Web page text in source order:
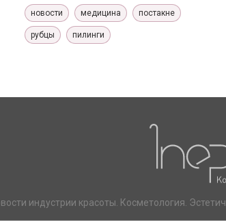
новости медицина постакне
рубцы пилинги
индустрии красоты. Косметология.